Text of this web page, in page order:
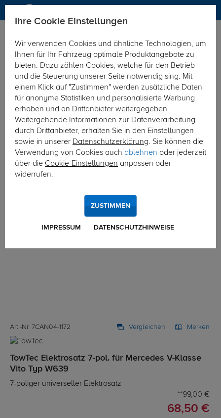
Hier geht's zur Fahrzeugübersicht: Mercedes V-Klasse Vito
Art.-Nr. 7CAN04-1172 Vergleichen Merken
TowTec Elektrosatz 7-pol. für Mercedes V-Klasse
Vito Typ W639
7-poliger universeller Elektrosatz
99,00 €
68,50 €
Ihre Cookie Einstellungen
Wir verwenden Cookies und ähnliche Technologien, um
Ihnen für Ihr Fahrzeug optimale Produktangebote zu
bieten. Dazu zählen Cookies, welche für den Betrieb
und die Steuerung unserer Seite notwendig sing. Mit
einem Klick auf "Zustimmen" werden zusätzliche Daten
für anonyme Statistiken und personalisierte Werbung
erhoben und an Drittanbieter weitergegeben.
Weitergehende Informationen zur Datenverarbeitung
durch Drittanbieter, erhalten Sie in den Einstellungen
sowie in unserer Datenschutzerklärung. Sie können die
Verwendung von Cookies auch ablehnen oder jederzeit
über die Cookie-Einstellungen anpassen oder
widerrufen.
IMPRESSUM DATENSCHUTZHINWEISE
ZUSTIMMEN